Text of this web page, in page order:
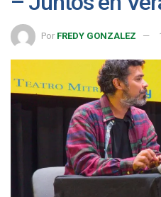
Por FREDY GONZALEZ